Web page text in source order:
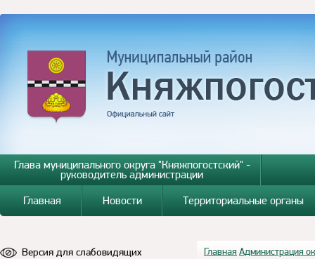
Глава муниципального округа "Княжпогостский" -
руководитель администрации
Главная
Новости Территориальные органы
Версия для слабовидящих Главная Администрация